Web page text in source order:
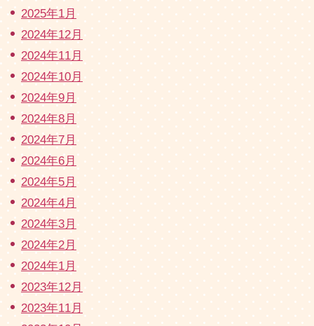
2025年1月
2024年12月
2024年11月
2024年10月
2024年9月
2024年8月
2024年7月
2024年6月
2024年5月
2024年4月
2024年3月
2024年2月
2024年1月
2023年12月
2023年11月